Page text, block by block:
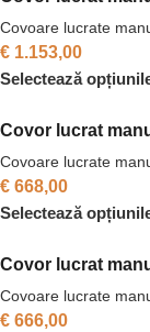
Covoare lucrate
€ 1.153,00
Selectează
Covor lucrat
Covoare lucrate
€ 668,00
Selectează
Covor lucrat
Covoare lucrate
€ 666,00